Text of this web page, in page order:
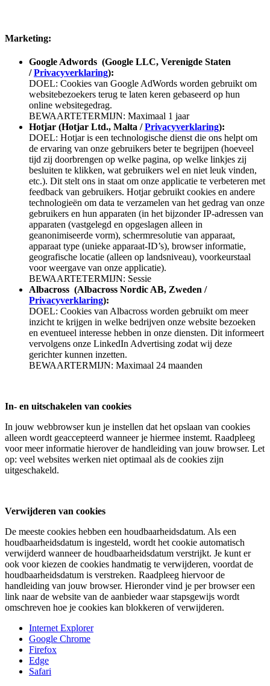
Marketing:
Google Adwords (Google LLC, Verenigde Staten
/Privacyverklaring):
DOEL: Cookies van Google AdWords worden gebruikt om
websitebezoekers terug te laten keren gebaseerd op hun
online websitegedrag.
BEWAARTETERMIJN: Maximaal 1 jaar
Hotjar (Hotjar Ltd., Malta /Privacyverklaring):
DOEL: Hotjar is een technologische dienst die ons helpt om
de ervaring van onze gebruikers beter te begrijpen (hoeveel
tijd zij doorbrengen op welke pagina, op welke linkjes zij
besluiten te klikken, wat gebruikers wel en niet leuk vinden,
etc.). Dit stelt ons in staat om onze applicatie te verbeteren met
feedback van gebruikers. Hotjar gebruikt cookies en andere
technologieën om data te verzamelen van het gedrag van onze
gebruikers en hun apparaten (in het bijzonder IP-adressen van
apparaten (vastgelegd en opgeslagen alleen in
geanonimiseerde vorm), schermresolutie van apparaat,
apparaat type (unieke apparaat-ID’s), browser informatie,
geografische locatie (alleen op landsniveau), voorkeurstaal
voor weergave van onze applicatie).
BEWAARTETERMIJN: Sessie
Albacross (Albacross Nordic AB, Zweden /
Privacyverklaring):
DOEL: Cookies van Albacross worden gebruikt om meer
inzicht te krijgen in welke bedrijven onze website bezoeken
en eventueel interesse hebben in onze diensten. Dit informeert
vervolgens onze LinkedIn Advertising zodat wij deze
gerichter kunnen inzetten.
BEWAARTERMIJN: Maximaal 24 maanden
In- en uitschakelen van cookies
In jouw webbrowser kun je instellen dat het opslaan van cookies
alleen wordt geaccepteerd wanneer je hiermee instemt. Raadpleeg
voor meer informatie hierover de handleiding van jouw browser. Let
op: veel websites werken niet optimaal als de cookies zijn
uitgeschakeld.
Verwijderen van cookies
De meeste cookies hebben een houdbaarheidsdatum. Als een
houdbaarheidsdatum is ingesteld, wordt het cookie automatisch
verwijderd wanneer de houdbaarheidsdatum verstrijkt. Je kunt er
ook voor kiezen de cookies handmatig te verwijderen, voordat de
houdbaarheidsdatum is verstreken. Raadpleeg hiervoor de
handleiding van jouw browser. Hieronder vind je per browser een
link naar de website van de aanbieder waar stapsgewijs wordt
omschreven hoe je cookies kan blokkeren of verwijderen.
Internet Explorer
Google Chrome
Firefox
Edge
Safari